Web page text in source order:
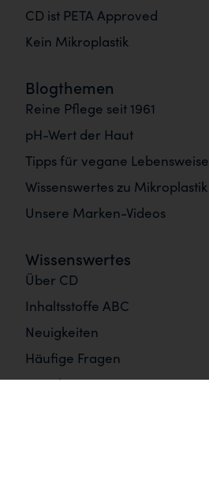
CD ist PETA Approved
Kein Mikroplastik
Blogthemen
Reine Pflege seit 1961
pH-Wert der Haut
Tipps für vegane Lebensweise
Wissenswertes zu Mikroplastik
Unsere Marken-Videos
Wissenswertes
Über CD
Inhaltsstoffe ABC
Neuigkeiten
Häufige Fragen
Newsletter